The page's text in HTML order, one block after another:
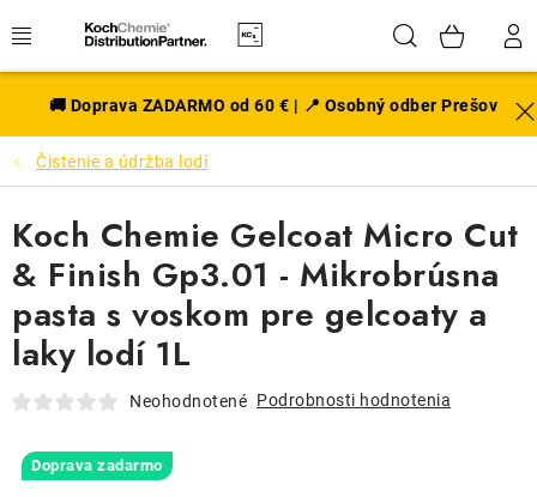
na
Hľadať
EXTERIÉR
DISKY A PNEU
INTERIÉR
PRÍSLUŠENSTVO
VÔNE DO AUTA
VÝHODNÉ SADY
NOVINKY V SORTIMENTE
🚚 Doprava ZADARMO od 60 € | 📍 Osobný odber Prešov
Čistenie a údržba lodí
Koch Chemie Gelcoat Micro Cut
& Finish Gp3.01 - Mikrobrúsna
pasta s voskom pre gelcoaty a
laky lodí 1L
Neohodnotené Podrobnosti hodnotenia
Doprava zadarmo